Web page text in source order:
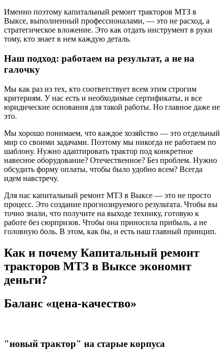
Именно поэтому капитальный ремонт тракторов МТЗ в
Выксе, выполненный профессионалами, — это не расход, а
стратегическое вложение. Это как отдать инструмент в руки
тому, кто знает в нем каждую деталь.
Наш подход: работаем на результат, а не на
галочку
Мы как раз из тех, кто соответствует всем этим строгим
критериям. У нас есть и необходимые сертификаты, и все
юридические основания для такой работы. Но главное даже не
это.
Мы хорошо понимаем, что каждое хозяйство — это отдельный
мир со своими задачами. Поэтому мы никогда не работаем по
шаблону. Нужно адаптировать трактор под конкретное
навесное оборудование? Отечественное? Без проблем. Нужно
обсудить форму оплаты, чтобы было удобно всем? Всегда
идем навстречу.
Для нас капитальный ремонт МТЗ в Выксе — это не просто
процесс. Это создание прогнозируемого результата. Чтобы вы
точно знали, что получите на выходе технику, готовую к
работе без сюрпризов. Чтобы она приносила прибыль, а не
головную боль. В этом, как бы, и есть наш главный принцип.
Как и почему Капитальный ремонт
тракторов МТЗ в Выксе экономит
деньги?
Баланс «цена-качество»
"новый трактор" на старые корпуса